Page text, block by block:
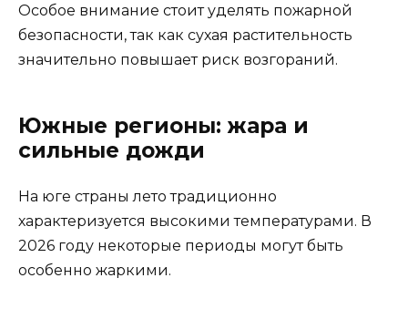
Особое внимание стоит уделять пожарной
безопасности, так как сухая растительность
значительно повышает риск возгораний.
Южные регионы: жара и
сильные дожди
На юге страны лето традиционно
характеризуется высокими температурами. В
2026 году некоторые периоды могут быть
особенно жаркими.